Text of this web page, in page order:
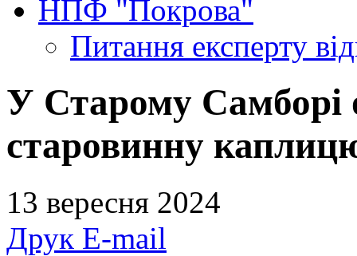
НПФ "Покрова"
Питання експерту
У Старому Самборі
старовинну
13 вересня 2024
Друк E-mail